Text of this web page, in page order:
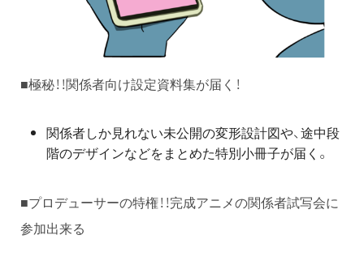
■極秘！！関係者向け設定資料集が届く！
関係者しか見れない未公開の変形設計図や、途中段
階のデザインなどをまとめた特別小冊子が届く。
■プロデューサーの特権！！完成アニメの関係者試写会に
参加出来る